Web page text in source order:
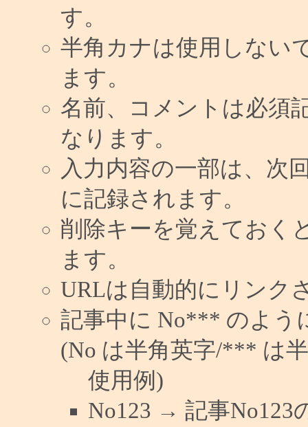
す。
半角カナは使用しない
ます。
名前、コメントは必須
なります。
入力内容の一部は、次
に記録されます。
削除キーを覚えておく
ます。
URLは自動的にリンク
記事中に No*** のよう
(No は半角英字/*** は
使用例)
No123 → 記事No123